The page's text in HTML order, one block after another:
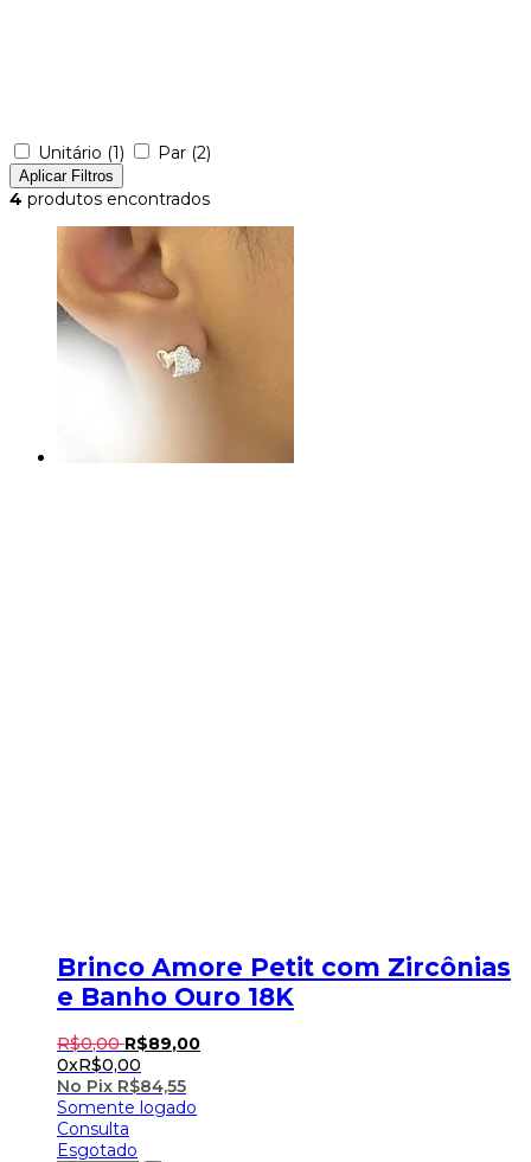
Unitário (1) Par (2)
Aplicar Filtros
4 produtos encontrados
Brinco Amore Petit com Zircônias
e Banho Ouro 18K
R$0,00 R$89,00
0xR$0,00
No Pix R$84,55
Somente logado
Consulta
Esgotado